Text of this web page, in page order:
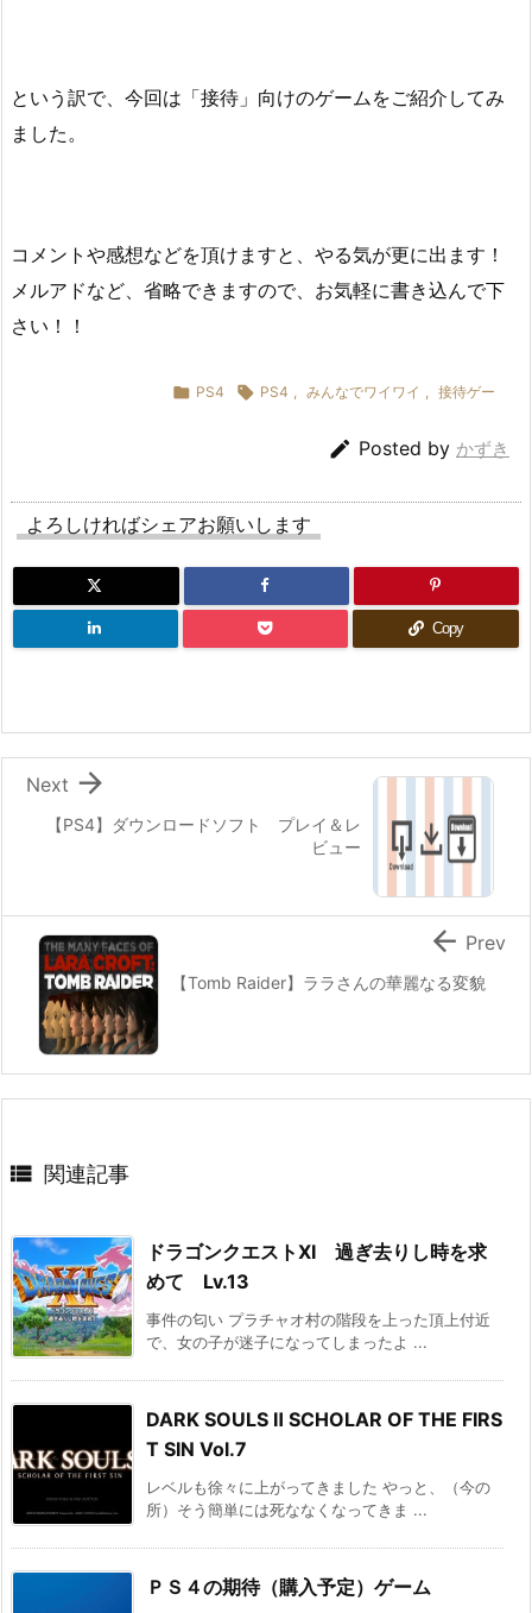
という訳で、今回は「接待」向けのゲームをご紹介してみ
ました。
コメントや感想などを頂けますと、やる気が更に出ます！
メルアドなど、省略できますので、お気軽に書き込んで下
さい！！
 PS4  PS4 みんなでワイワイ 接待ゲー
 Posted by かずき
よろしければシェアお願いします
Copy
【PS4】ダウンロードソフト プレイ＆レ
ビュー

Next
【Tomb Raider】ララさんの華麗なる変貌
 Prev
 関連記事
ドラゴンクエストXI 過ぎ去りし時を求
めて Lv.13
事件の匂い プラチャオ村の階段を上った頂上付近
で、女の子が迷子になってしまったよ ...
DARK SOULS Ⅱ SCHOLAR OF THE FIRS
T SIN Vol.7
レベルも徐々に上がってきました やっと、（今の
所）そう簡単には死ななくなってきま ...
ＰＳ４の期待（購入予定）ゲーム